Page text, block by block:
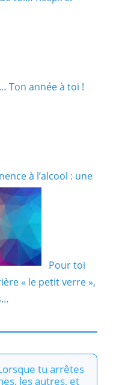
Ton année à toi !
à l’alcool : une
Pour toi
« le petit verre »,
tu arrêtes
les autres, et